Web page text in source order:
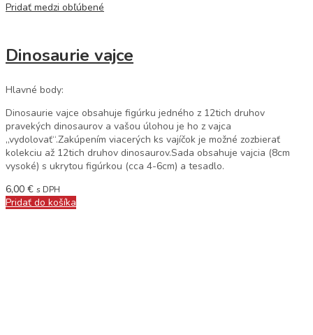
Pridať medzi obľúbené
Dinosaurie vajce
Hlavné body:
Dinosaurie vajce obsahuje figúrku jedného z 12tich druhov
pravekých dinosaurov a vašou úlohou je ho z vajca
„vydolovať“.Zakúpením viacerých ks vajíčok je možné zozbierať
kolekciu až 12tich druhov dinosaurov.Sada obsahuje vajcia (8cm
vysoké) s ukrytou figúrkou (cca 4-6cm) a tesadlo.
6,00 € s DPH
Pridať do košíka